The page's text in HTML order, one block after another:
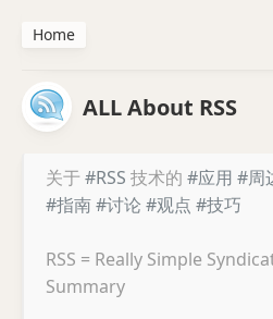
ALL About RSS
关于 #RSS 技术的 #应用 #周
#指南#讨论 #观点 #技巧
RSS = Really Simple
Summary
Home